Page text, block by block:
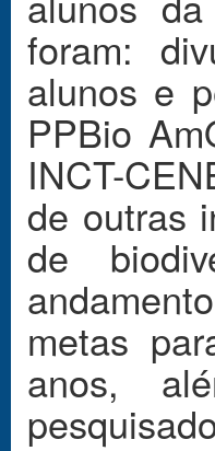
foram:
alunos e
PPBio
INCT-
de outras
de
metas
anos,